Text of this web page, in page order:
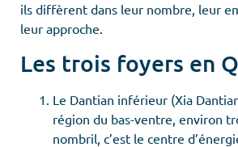
ils diffèrent dans leur nombre, leur
leur approche.
Les trois foyers en
Le Dantian inférieur (Xia
région du bas-ventre, environ
nombril, c’est le centre